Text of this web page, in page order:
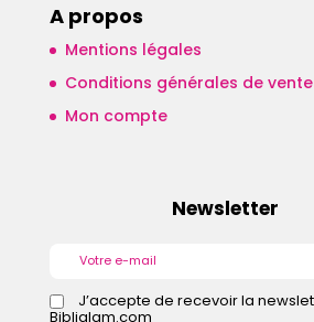
A propos
Mentions légales
Conditions générales de vente
Mon compte
Newsletter
J’accepte de recevoir la
Bibliglam.com